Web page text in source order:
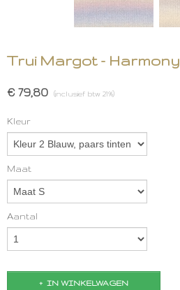
Trui Margot - Harmony
€ 79,80 (inclusief btw 21%)
Kleur
Maat
Aantal
IN WINKELWAGEN